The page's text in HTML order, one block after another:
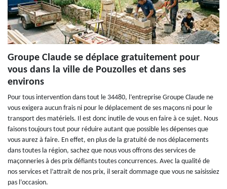
Groupe Claude se déplace gratuitement pour
vous dans la ville de Pouzolles et dans ses
environs
Pour tous intervention dans tout le 34480, l’entreprise Groupe Claude ne
vous exigera aucun frais ni pour le déplacement de ses maçons ni pour le
transport des matériels. Il est donc inutile de vous en faire à ce sujet. Nous
faisons toujours tout pour réduire autant que possible les dépenses que
vous aurez à faire. En effet, en plus de la gratuité de nos déplacements
dans toutes la région, sachez que nous vous offrons des services de
maçonneries à des prix défiants toutes concurrences. Avec la qualité de
nos services et l’attrait de nos prix, il serait dommage que vous ne saisissiez
pas l’occasion.